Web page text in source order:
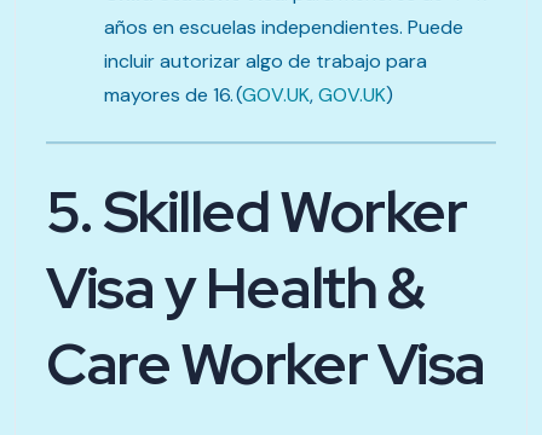
años en escuelas independientes. Puede
incluir autorizar algo de trabajo para
mayores de 16. (GOV.UK,GOV.UK)
5. Skilled Worker
Visa y Health &
Care Worker Visa